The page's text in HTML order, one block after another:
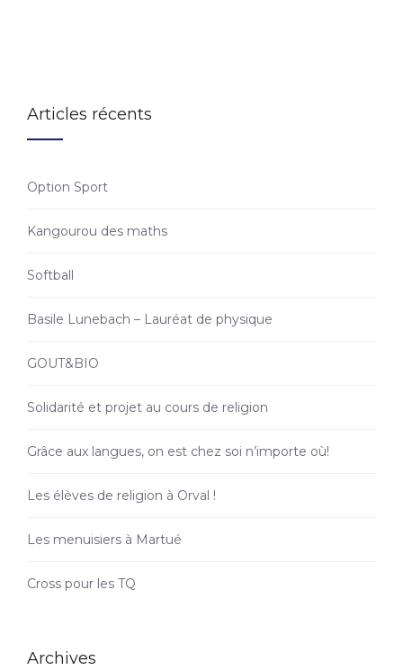
Articles récents
Option Sport
Kangourou des maths
Softball
Basile Lunebach – Lauréat de physique
GOUT&BIO
Solidarité et projet au cours de religion
Grâce aux langues, on est chez soi n’importe où!
Les élèves de religion à Orval !
Les menuisiers à Martué
Cross pour les TQ
Archives